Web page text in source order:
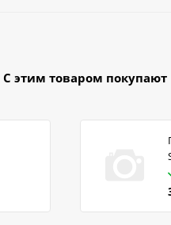
С этим товаром покупают